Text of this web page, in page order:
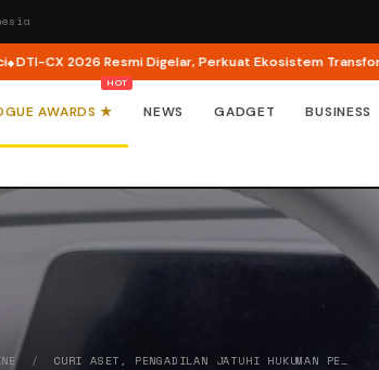
2026 Resmi Digelar, Perkuat Ekosistem Transformasi
AWARDS ★ NEWS GADGET BUSINESS
/ CURI ASET, PENGADILAN JATUHI HUKUMAN PE…